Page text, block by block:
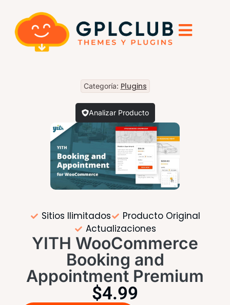
Categoría: Plugins
Analizar Producto
Sitios Ilimitados
Producto Original
Actualizaciones
YITH WooCommerce
Booking and
Appointment Premium
$4.99